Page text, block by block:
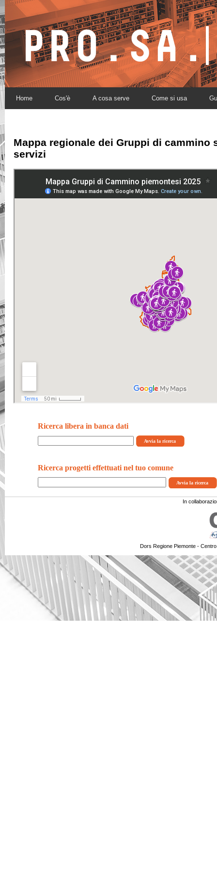
Home Cos'è A cosa serve Come si usa
Mappa regionale dei Gruppi di cammino
servizi
Ricerca libera in banca dati
Ricerca progetti effettuati nel tuo comune
In
Dors Regione Piemonte -